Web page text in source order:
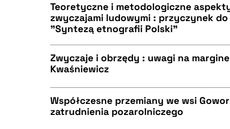
BIBTEX
CZYSTY TEKST
BIBTEX
Teoretyczne i metodologiczne
zwyczajami ludowymi : przyczynek
"Syntezą etnografii Polski"
Zwyczaje i obrzędy : uwagi na
Kwaśniewicz
Współczesne przemiany we wsi
zatrudnienia pozarolniczego